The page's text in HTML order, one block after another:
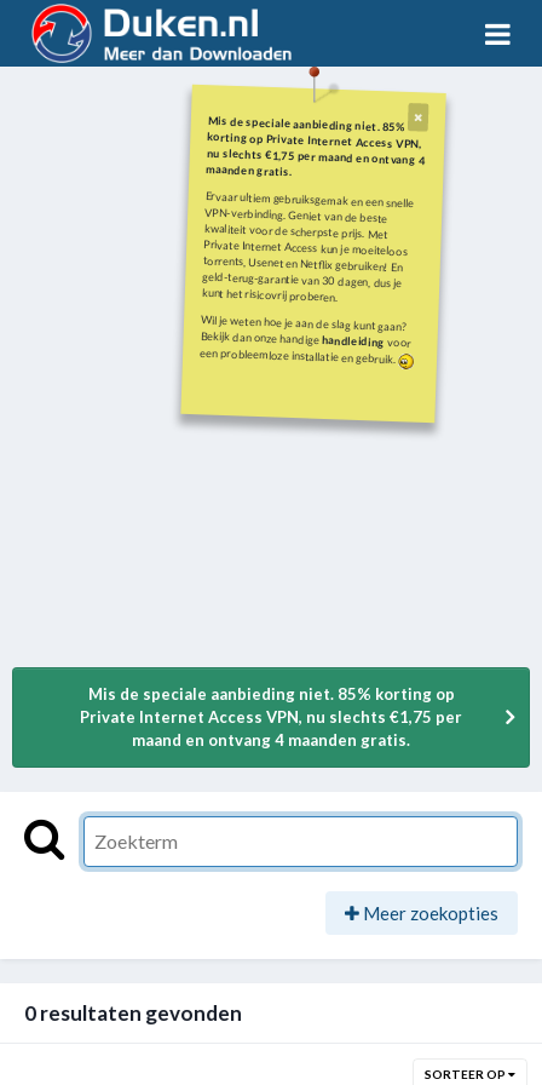
Mis de speciale aanbieding niet. 85%
korting op Private Internet Access VPN,
nu slechts €1,75 per maand en ontvang 4
maanden gratis.
Ervaar ultiem gebruiksgemak en een snelle
VPN-verbinding. Geniet van de beste
kwaliteit voor de scherpste prijs. Met
Private Internet Access kun je moeiteloos
torrents, Usenet en Netflix gebruiken! En
geld-terug-garantie van 30 dagen, dus je
kunt het risicovrij proberen.
Wil je weten hoe je aan de slag kunt gaan?
Bekijk dan onze handigehandleiding voor
een probleemloze installatie en gebruik.
Mis de speciale aanbieding niet. 85% korting op
Private Internet Access VPN, nu slechts €1,75 per
maand en ontvang 4 maanden gratis.
Meer zoekopties
0 resultaten gevonden
SORTEER OP